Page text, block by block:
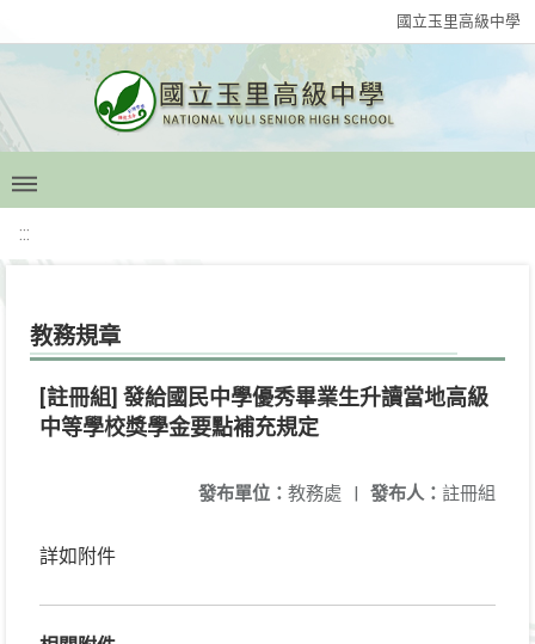
國立玉里高級中學
:::
教務規章
[註冊組] 發給國民中學優秀畢業生升讀當地高級
中等學校獎學金要點補充規定
發布人： 註冊組
發布單位： 教務處 |
詳如附件